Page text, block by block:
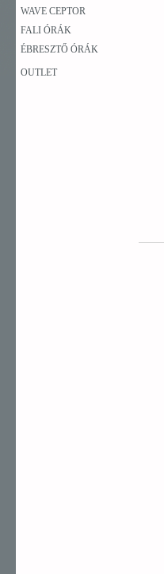
WAVE CEPTOR
FALI ÓRÁK
ÉBRESZTŐ ÓRÁK
OUTLET